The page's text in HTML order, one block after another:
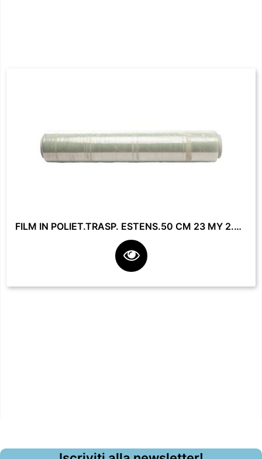
FILM IN POLIET.TRASP. ESTENS.50 CM 23 MY 2.2 KG **